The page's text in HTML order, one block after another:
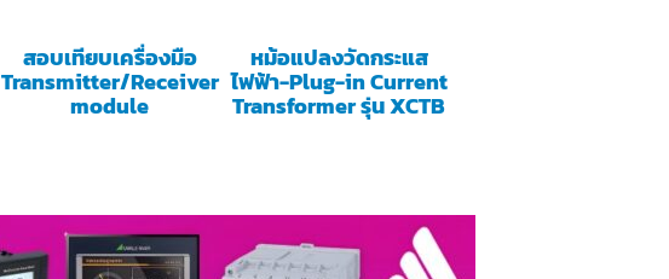
สอบเทียบเครื่องมือ
Transmitter/Receiver
module
หม้อแปลงวัดกระแส
ไฟฟ้า-Plug-in Current
Transformer รุ่น XCTB